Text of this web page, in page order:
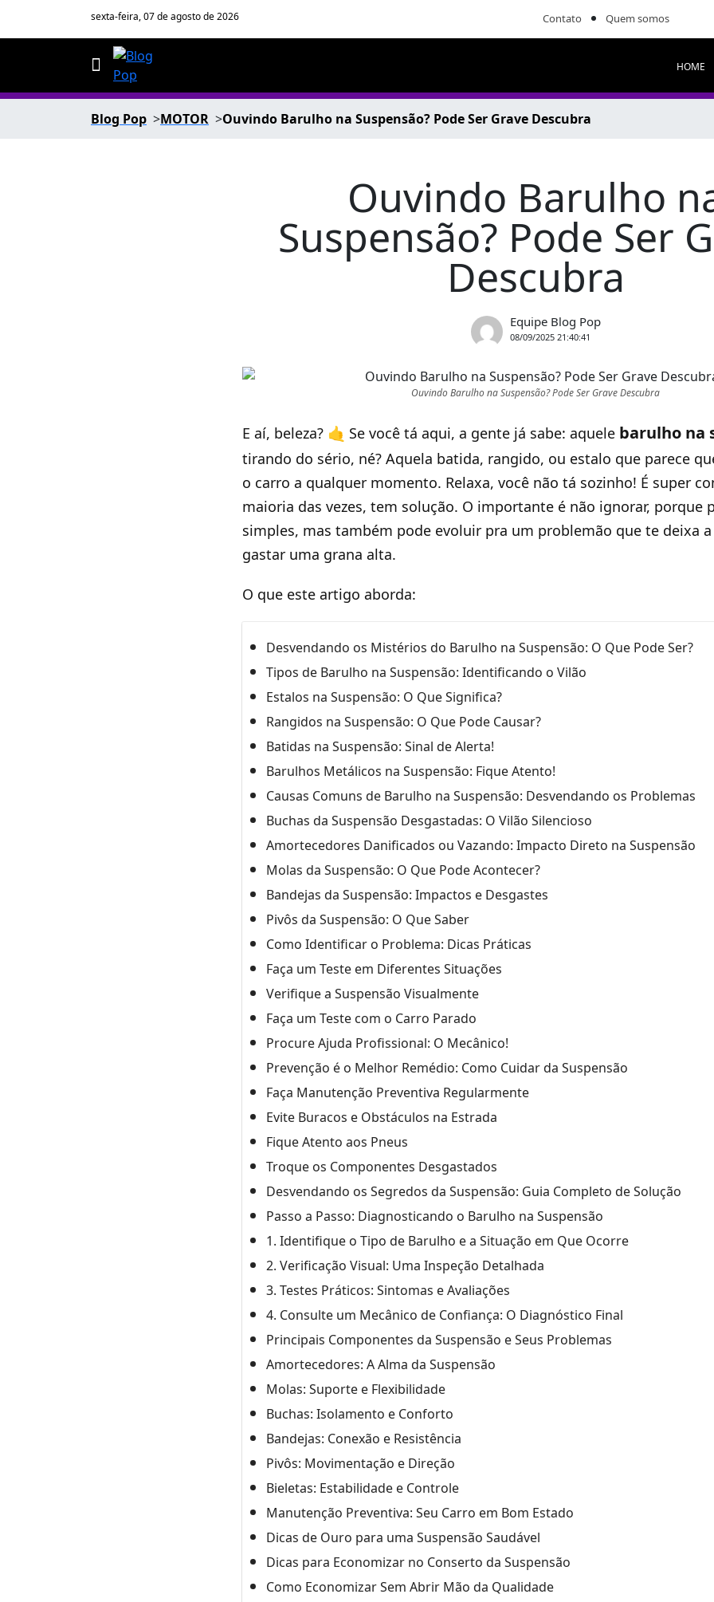
sexta-feira, 07 de agosto de 2026 Contato Quem somos
HOME
Blog Pop MOTOR Ouvindo Barulho na Suspensão? Pode Ser Grave Descubra
Ouvindo Barulho
Suspensão? Pode Ser
Descubra
Equipe Blog Pop
08/09/2025 21:40:41
Ouvindo Barulho na Suspensão? Pode Ser Grave Descubra
E aí, beleza? 🤙 Se você tá aqui, a gente já sabe: aquele barulho na
tirando do sério, né? Aquela batida, rangido, ou estalo que parece
o carro a qualquer momento. Relaxa, você não tá sozinho! É super
maioria das vezes, tem solução. O importante é não ignorar, porque
simples, mas também pode evoluir pra um problemão que te deixa
gastar uma grana alta.
O que este artigo aborda:
Desvendando os Mistérios do Barulho na Suspensão: O Que Pode Ser?
Tipos de Barulho na Suspensão: Identificando o Vilão
Estalos na Suspensão: O Que Significa?
Rangidos na Suspensão: O Que Pode Causar?
Batidas na Suspensão: Sinal de Alerta!
Barulhos Metálicos na Suspensão: Fique Atento!
Causas Comuns de Barulho na Suspensão: Desvendando os Problemas
Buchas da Suspensão Desgastadas: O Vilão Silencioso
Amortecedores Danificados ou Vazando: Impacto Direto na Suspensão
Molas da Suspensão: O Que Pode Acontecer?
Bandejas da Suspensão: Impactos e Desgastes
Pivôs da Suspensão: O Que Saber
Como Identificar o Problema: Dicas Práticas
Faça um Teste em Diferentes Situações
Verifique a Suspensão Visualmente
Faça um Teste com o Carro Parado
Procure Ajuda Profissional: O Mecânico!
Prevenção é o Melhor Remédio: Como Cuidar da Suspensão
Faça Manutenção Preventiva Regularmente
Evite Buracos e Obstáculos na Estrada
Fique Atento aos Pneus
Troque os Componentes Desgastados
Desvendando os Segredos da Suspensão: Guia Completo de Solução
Passo a Passo: Diagnosticando o Barulho na Suspensão
1. Identifique o Tipo de Barulho e a Situação em Que Ocorre
2. Verificação Visual: Uma Inspeção Detalhada
3. Testes Práticos: Sintomas e Avaliações
4. Consulte um Mecânico de Confiança: O Diagnóstico Final
Principais Componentes da Suspensão e Seus Problemas
Amortecedores: A Alma da Suspensão
Molas: Suporte e Flexibilidade
Buchas: Isolamento e Conforto
Bandejas: Conexão e Resistência
Pivôs: Movimentação e Direção
Bieletas: Estabilidade e Controle
Manutenção Preventiva: Seu Carro em Bom Estado
Dicas de Ouro para uma Suspensão Saudável
Dicas para Economizar no Conserto da Suspensão
Como Economizar Sem Abrir Mão da Qualidade